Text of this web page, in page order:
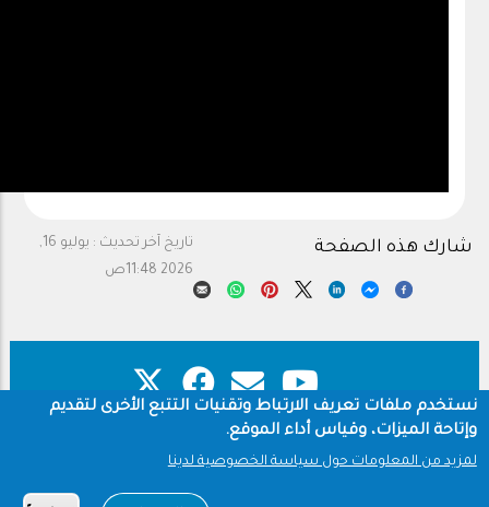
تاريخ آخر تحديث :
يوليو 16,
2026 11:48ص
شارك هذه الصفحة
Footer
نستخدم ملفات تعريف الارتباط وتقنيات التتبع الأخرى لتقديم
وإتاحة الميزات، وقياس أداء الموقع.
لمزيد من المعلومات حول سياسة الخصوصية لدينا